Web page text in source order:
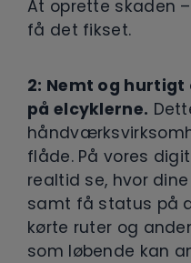
At oprette skaden
få det fikset.
2: Nemt og
på elcyklerne.
flåde. På vores
realtid se, hvor
samt få status på
kørte ruter og
som løbende kan